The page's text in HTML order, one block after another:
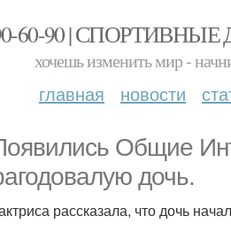
60-90 |
хочешь изменить мир -
главная новости
Общие
дочь.
рассказала, что дочь